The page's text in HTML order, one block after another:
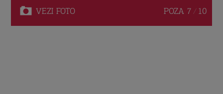
VEZI FOTO POZA 7 / 10